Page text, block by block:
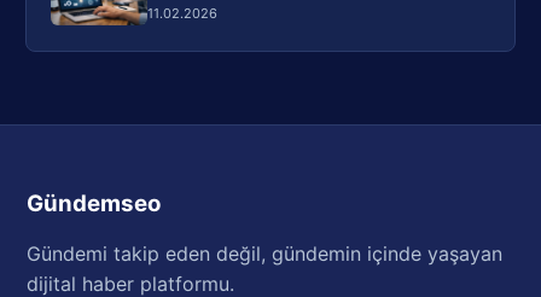
11.02.2026
Gündemseo
Gündemi takip eden değil, gündemin içinde yaşayan
dijital haber platformu.